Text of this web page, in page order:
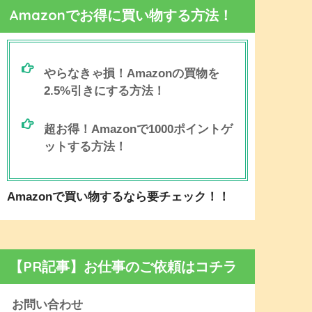
Amazonでお得に買い物する方法！
やらなきゃ損！Amazonの買物を
2.5%引きにする方法！
超お得！Amazonで1000ポイントゲ
ットする方法！
Amazonで買い物するなら要チェック！！
【PR記事】お仕事のご依頼はコチラ
お問い合わせ